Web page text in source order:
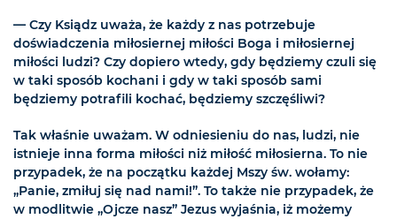
— Czy Ksiądz uważa, że każdy z nas potrzebuje
doświadczenia miłosiernej miłości Boga i miłosiernej
miłości ludzi? Czy dopiero wtedy, gdy będziemy czuli się
w taki sposób kochani i gdy w taki sposób sami
będziemy potrafili kochać, będziemy szczęśliwi?
Tak właśnie uważam. W odniesieniu do nas, ludzi, nie
istnieje inna forma miłości niż miłość miłosierna. To nie
przypadek, że na początku każdej Mszy św. wołamy:
„Panie, zmiłuj się nad nami!”. To także nie przypadek, że
w modlitwie „Ojcze nasz” Jezus wyjaśnia, iż możemy